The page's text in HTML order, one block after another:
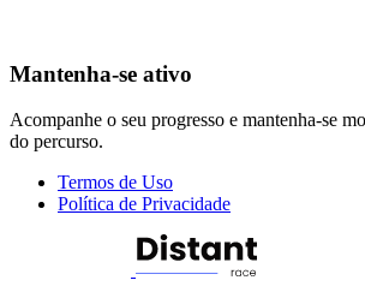
Mantenha-se ativo
Acompanhe o seu progresso e mantenha-se
do percurso.
Termos de Uso
Política de Privacidade